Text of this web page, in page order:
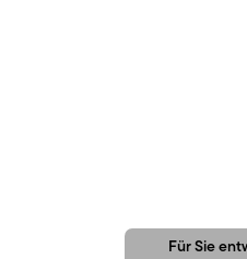
Für Sie